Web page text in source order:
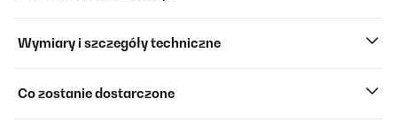
Wymiary i szczegóły techniczne
Co zostanie dostarczone